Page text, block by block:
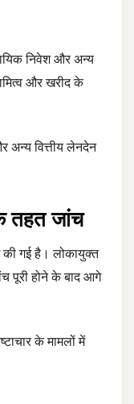
निवेश और अन्य
और खरीद के
अन्य वित्तीय लेनदेन
तहत जांच
की गई है। लोकायुक्त
पूरी होने के बाद आगे
के मामलों में